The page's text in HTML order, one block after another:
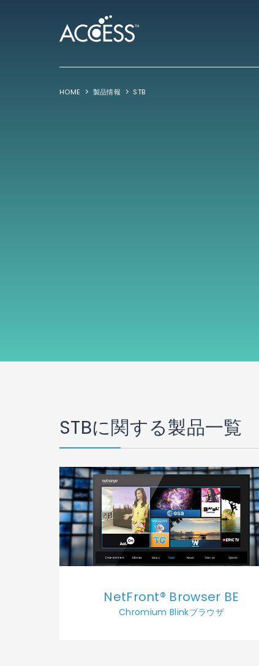
HOME 製品情報 STB
STBに関する製品一覧
NetFront® Browser BE
Chromium Blinkブラウザ